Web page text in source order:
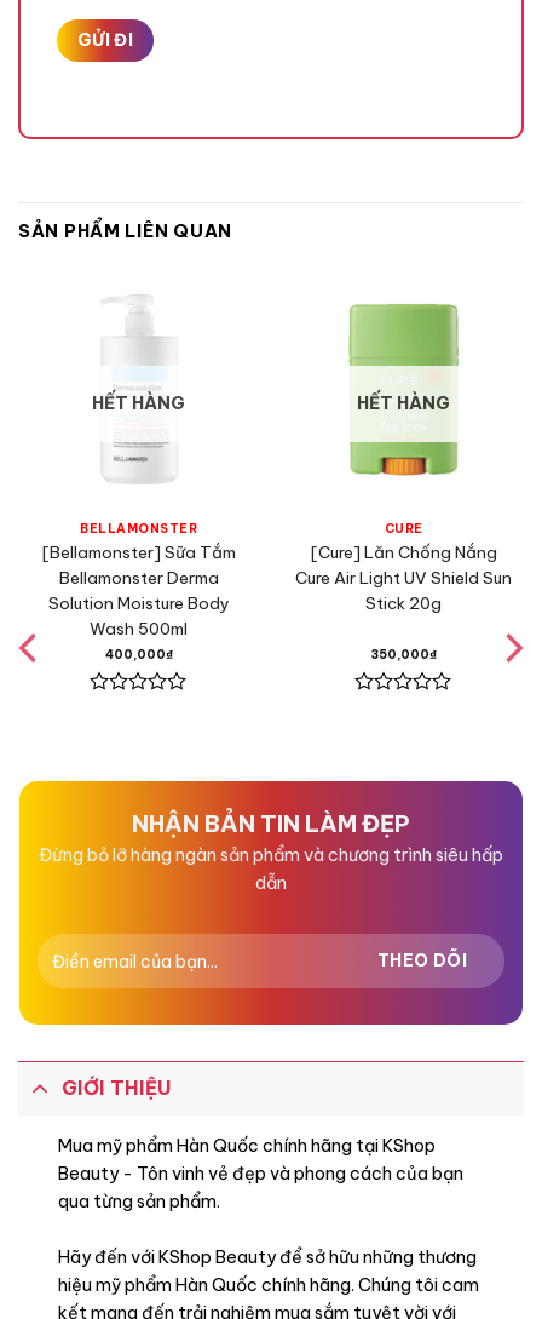
SẢN PHẨM LIÊN QUAN
HẾT HÀNG
BELLAMONSTER
[Bellamonster] Sữa Tắm
Bellamonster Derma
Solution Moisture Body
Wash 500ml
400,000₫
5
HẾT HÀNG
CURE
[Cure] Lăn Chống Nắng
Cure Air Light UV Shield Sun
Stick 20g
350,000₫
5
NHẬN BẢN TIN LÀM ĐẸP
Đừng bỏ lỡ hàng ngàn sản phẩm và chương trình siêu hấp
dẫn
GIỚI THIỆU
Mua mỹ phẩm Hàn Quốc chính hãng tại KShop
Beauty - Tôn vinh vẻ đẹp và phong cách của bạn
qua từng sản phẩm.
Hãy đến với KShop Beauty để sở hữu những thương
hiệu mỹ phẩm Hàn Quốc chính hãng. Chúng tôi cam
kết mang đến trải nghiệm mua sắm tuyệt vời với